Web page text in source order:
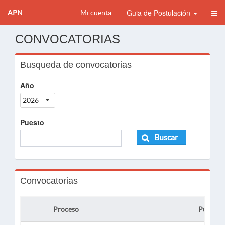
APN Mi cuenta Guia de Postulación
CONVOCATORIAS
Busqueda de convocatorias
Año
2026
Puesto
Buscar
Convocatorias
Proceso Puesto